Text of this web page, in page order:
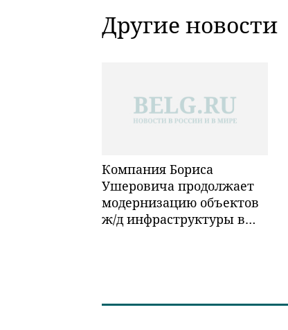
Другие новости
Компания Бориса
Ушеровича продолжает
модернизацию объектов
ж/д инфраструктуры в